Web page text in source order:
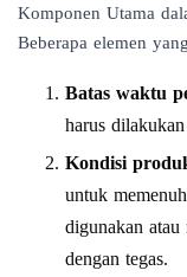
Komponen Utama
Beberapa elemen
Batas waktu
harus
Kondisi
untuk
digunakan atau
dengan tegas.